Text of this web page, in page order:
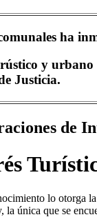
ha
y
Justicia.
de
lo otorga
la única que se